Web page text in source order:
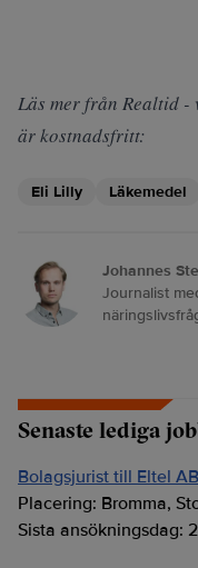
Läs mer från Realtid -
är kostnadsfritt:
Eli Lilly Läkemedel
Johannes
Journalist
Senaste lediga
Bolagsjurist till Eltel AB
Placering: Bromma,
Sista ansökningsdag: